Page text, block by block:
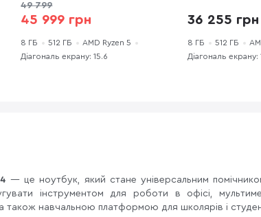
40 / DDR5 8 ГБ / PCI-E SSD 512
ГБ / Radeon 610M
49 799
45 999 грн
8 ГБ 512 ГБ
AMD Ryzen 5
Діагональ екрану: 15.6
Graphics
36 255 грн
8 ГБ 512 ГБ
Діагональ екрану:
— це ноутбук, який стане універсальним
інструментом для роботи в офісі,
також навчальною платформою для школярів і